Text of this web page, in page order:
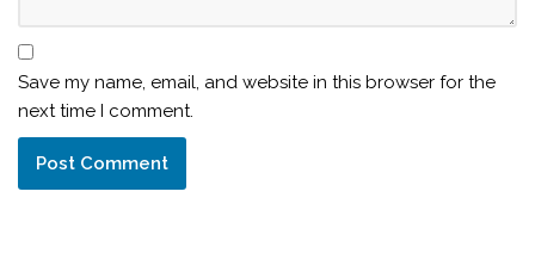
Save my name, email, and website in this browser for the
next time I comment.